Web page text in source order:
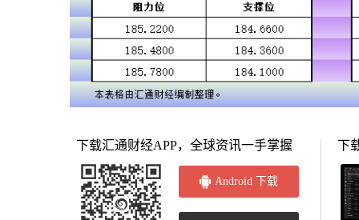
下载汇通财经APP，全球资讯一手掌握
Android 下载
下